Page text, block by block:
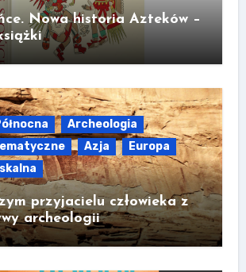
Nowa historia Azteków –
Archeologia
Azja
Europa
przyjacielu człowieka z
archeologii